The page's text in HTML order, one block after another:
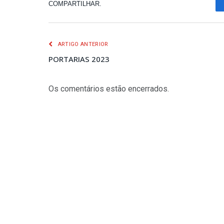
COMPARTILHAR.
ARTIGO ANTERIOR
PORTARIAS 2023
Os comentários estão encerrados.